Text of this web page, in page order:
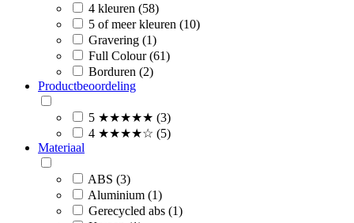
4 kleuren (58)
5 of meer kleuren (10)
Gravering (1)
Full Colour (61)
Borduren (2)
Productbeoordeling
5 ★★★★★ (3)
4 ★★★★☆ (5)
Materiaal
ABS (3)
Aluminium (1)
Gerecycled abs (1)